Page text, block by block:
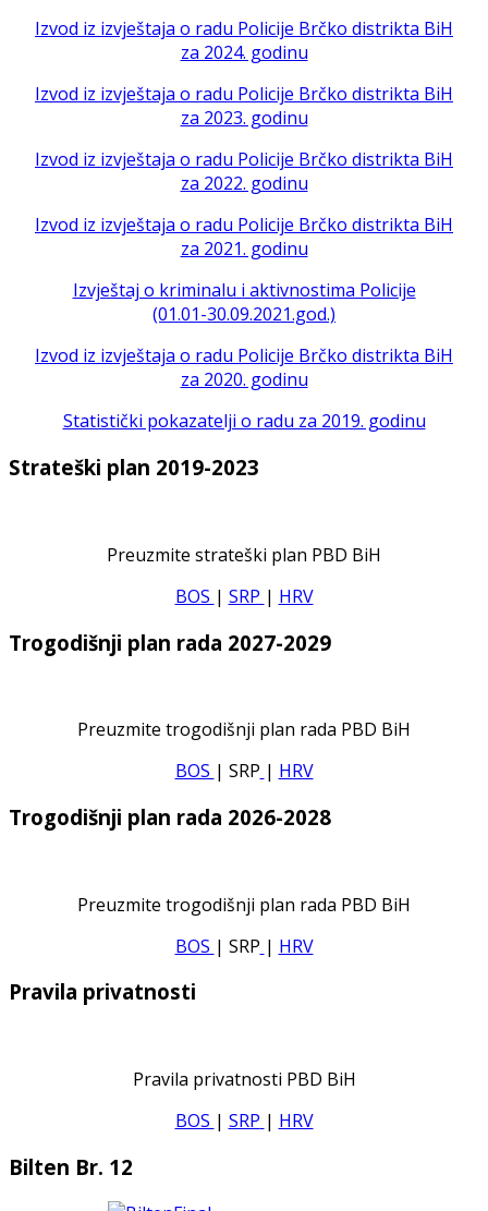
Izvod iz izvještaja o radu Policije Brčko distrikta BiH
za 2024. godinu
Izvod iz izvještaja o radu Policije Brčko distrikta BiH
za 2023. godinu
Izvod iz izvještaja o radu Policije Brčko distrikta BiH
za 2022. godinu
Izvod iz izvještaja o radu Policije Brčko distrikta BiH
za 2021. godinu
Izvještaj o kriminalu i aktivnostima Policije
(01.01-30.09.2021.god.)
Izvod iz izvještaja o radu Policije Brčko distrikta BiH
za 2020. godinu
Statistički pokazatelji o radu za 2019. godinu
Strateški plan 2019-2023
Preuzmite strateški plan PBD BiH
BOS | SRP | HRV
Trogodišnji plan rada 2027-2029
Preuzmite trogodišnji plan rada PBD BiH
BOS | SRP | HRV
Trogodišnji plan rada 2026-2028
Preuzmite trogodišnji plan rada PBD BiH
BOS | SRP | HRV
Pravila privatnosti
Pravila privatnosti PBD BiH
BOS | SRP | HRV
Bilten Br. 12